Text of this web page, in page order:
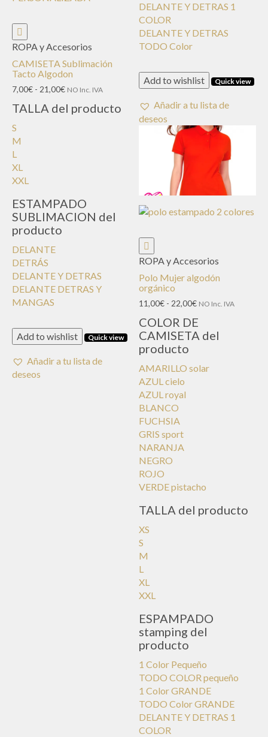
ROPA y Accesorios
CAMISETA Sublimación
Tacto Algodon
7,00€ - 21,00€Rango
precios:
NO Inc. IVA
TALLA del producto
S
M
L
XL
XXL
ESTAMPADO
SUBLIMACION del
producto
DELANTE
DETRÁS
DELANTE Y DETRAS
DELANTE DETRAS Y
MANGAS
Add to wishlist Quick view
Añadir a tu lista de
deseos
DELANTE Y DETRAS 1
COLOR
DELANTE Y DETRAS
TODO Color
Add to wishlist Quick view
Añadir a tu lista de
deseos
ROPA y Accesorios
Polo Mujer algodón
orgánico
11,00€ - 22,00€Rango
precios:
desde
22,00€
NO Inc. IVA
COLOR DE
CAMISETA del
producto
AMARILLO solar
AZUL cielo
AZUL royal
BLANCO
FUCHSIA
GRIS sport
NARANJA
NEGRO
ROJO
VERDE pistacho
TALLA del producto
XS
S
M
L
XL
XXL
ESPAMPADO
stamping del
producto
1 Color Pequeño
TODO COLOR pequeño
1 Color GRANDE
TODO Color GRANDE
DELANTE Y DETRAS 1
COLOR